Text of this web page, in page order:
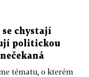
se chystají
politickou
tématu, o kterém